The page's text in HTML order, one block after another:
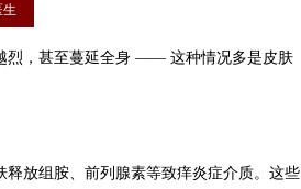
生
烈，甚至蔓延全身 —— 这种情况多是皮肤
放组胺、前列腺素等致痒炎症介质。这些